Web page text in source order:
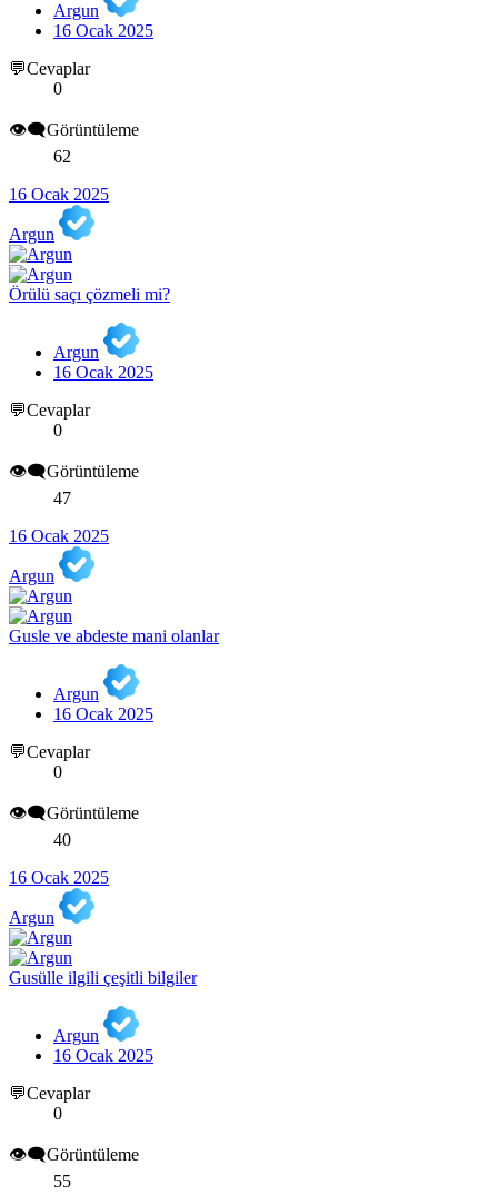
Argun
16 Ocak 2025
💬Cevaplar
0
👁️‍🗨️Görüntüleme
62
16 Ocak 2025
Argun
Örülü saçı çözmeli mi?
Argun
16 Ocak 2025
💬Cevaplar
0
👁️‍🗨️Görüntüleme
47
16 Ocak 2025
Argun
Gusle ve abdeste mani olanlar
Argun
16 Ocak 2025
💬Cevaplar
0
👁️‍🗨️Görüntüleme
40
16 Ocak 2025
Argun
Gusülle ilgili çeşitli bilgiler
Argun
16 Ocak 2025
💬Cevaplar
0
👁️‍🗨️Görüntüleme
55